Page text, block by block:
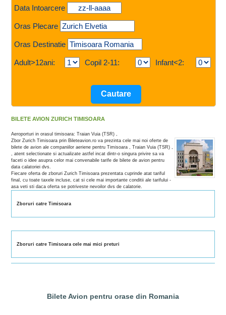
Data Intoarcere
Oras Plecare
Oras Destinatie
Adult>12ani: Copil 2-11: Infant<2:
BILETE AVION ZURICH TIMISOARA
Aeroporturi in orasul timisoara: Traian Vuia (TSR) ,
Zbor Zurich Timisoara prin Bileteavion.ro va prezinta cele mai noi oferte de
bilete de avion ale companiilor aeriene pentru Timisoara , Traian Vuia (TSR) ,
, atent selectionate si actualizate astfel incat dintr-o singura privire sa va
faceti o idee asupra celor mai convenabile tarife de bilete de avion pentru
data calatoriei dvs.
Fiecare oferta de zboruri Zurich Timisoara prezentata cuprinde atat tariful
final, cu toate taxele incluse, cat si cele mai importante conditii ale tarifului -
asa veti sti daca oferta se potriveste nevoilor dvs de calatorie.
Zboruri catre Timisoara
Zboruri catre Timisoara cele mai mici preturi
Bilete Avion pentru orase din Romania